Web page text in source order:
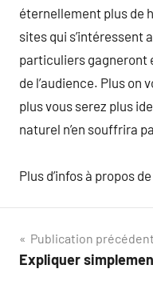
éternellement plus de
sites qui s’intéressent
particuliers gagneront
de l’audience. Plus on
plus vous serez plus
naturel n’en souffrira
Plus d’infos à propos de
Navigation
de
Publication
Expliquer